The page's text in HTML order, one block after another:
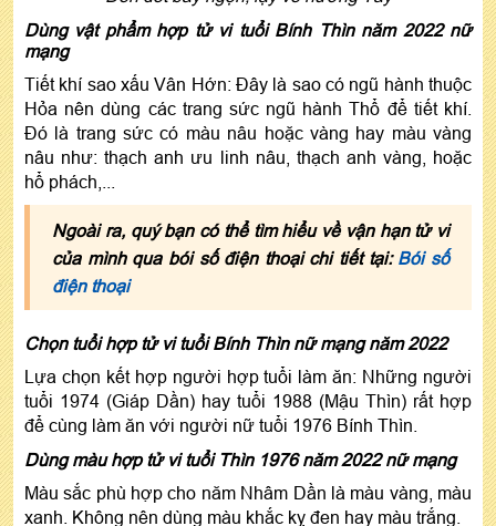
Dùng vật phẩm hợp tử vi tuổi Bính Thìn năm 2022 nữ
mạng
Tiết khí sao xấu Vân Hớn: Đây là sao có ngũ hành thuộc
Hỏa nên dùng các trang sức ngũ hành Thổ để tiết khí.
Đó là trang sức có màu nâu hoặc vàng hay màu vàng
nâu như: thạch anh ưu linh nâu, thạch anh vàng, hoặc
hổ phách,...
Ngoài ra, quý bạn có thể tìm hiểu về vận hạn tử vi
của mình qua bói số điện thoại chi tiết tại: Bói số
điện thoại
Chọn tuổi hợp tử vi tuổi Bính Thìn nữ mạng năm 2022
Lựa chọn kết hợp người hợp tuổi làm ăn: Những người
tuổi 1974 (Giáp Dần) hay tuổi 1988 (Mậu Thìn) rất hợp
để cùng làm ăn với người nữ tuổi 1976 Bính Thìn.
Dùng màu hợp tử vi tuổi Thìn 1976 năm 2022 nữ mạng
Màu sắc phù hợp cho năm Nhâm Dần là màu vàng, màu
xanh. Không nên dùng màu khắc kỵ đen hay màu trắng.